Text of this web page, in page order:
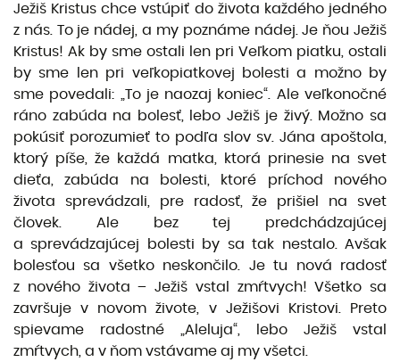
Ježiš Kristus chce vstúpiť do života každého jedného
z nás. To je nádej, a my poznáme nádej. Je ňou Ježiš
Kristus! Ak by sme ostali len pri Veľkom piatku, ostali
by sme len pri veľkopiatkovej bolesti a možno by
sme povedali: „To je naozaj koniec“. Ale veľkonočné
ráno zabúda na bolesť, lebo Ježiš je živý. Možno sa
pokúsiť porozumieť to podľa slov sv. Jána apoštola,
ktorý píše, že každá matka, ktorá prinesie na svet
dieťa, zabúda na bolesti, ktoré príchod nového
života sprevádzali, pre radosť, že prišiel na svet
človek. Ale bez tej predchádzajúcej
a sprevádzajúcej bolesti by sa tak nestalo. Avšak
bolesťou sa všetko neskončilo. Je tu nová radosť
z nového života – Ježiš vstal zmŕtvych! Všetko sa
završuje v novom živote, v Ježišovi Kristovi. Preto
spievame radostné „Aleluja“, lebo Ježiš vstal
zmŕtvych, a v ňom vstávame aj my všetci.